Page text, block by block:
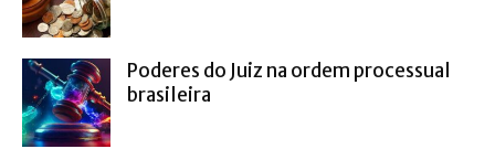
Poderes do Juiz na ordem processual
brasileira